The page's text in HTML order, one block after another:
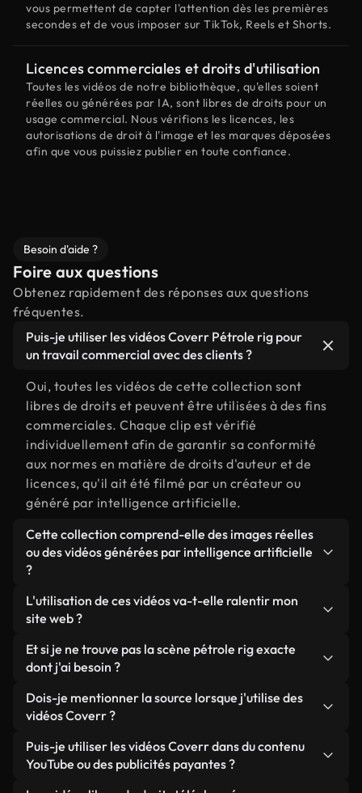
vous permettent de capter l'attention dès les premières
secondes et de vous imposer sur TikTok, Reels et Shorts.
Licences commerciales et droits d'utilisation
Toutes les vidéos de notre bibliothèque, qu'elles soient
réelles ou générées par IA, sont libres de droits pour un
usage commercial. Nous vérifions les licences, les
autorisations de droit à l'image et les marques déposées
afin que vous puissiez publier en toute confiance.
Besoin d'aide ?
Foire aux questions
Obtenez rapidement des réponses aux questions
fréquentes.
Puis-je utiliser les vidéos Coverr Pétrole rig pour
un travail commercial avec des clients ?
Oui, toutes les vidéos de cette collection sont
libres de droits et peuvent être utilisées à des fins
commerciales. Chaque clip est vérifié
individuellement afin de garantir sa conformité
aux normes en matière de droits d'auteur et de
licences, qu'il ait été filmé par un créateur ou
généré par intelligence artificielle.
Cette collection comprend-elle des images réelles
ou des vidéos générées par intelligence artificielle
?
Les deux. Il s'agit d'une bibliothèque hybride
composée de véritables images filmées par des
générées par IA. Chaque vidéo est clairement
identifiée afin que vous sachiez toujours ce que
vous utilisez.
L'utilisation de ces vidéos va-t-elle ralentir mon
site web ?
Sauf si vous choisissez nos versions optimisées.
Nous proposons des formats légers, prêts pour le
ils conservent une qualité élevée tout en
minimisant les temps de chargement et en
améliorant des indicateurs comme le LCP.
Et si je ne trouve pas la scène pétrole rig exacte
dont j'ai besoin ?
Vous pouvez en créer une instantanément avec
Coverr AI Studio. Il vous suffit de décrire la scène,
le Studio générera en quelques secondes une vidéo
personnalisée conforme à nos normes de licence.
Dois-je mentionner la source lorsque j'utilise des
vidéos Coverr ?
Aucune attribution n'est requise. Toutes les vidéos
de notre bibliothèque sont libres de droits et
Puis-je utiliser les vidéos Coverr dans du contenu
YouTube ou des publicités payantes ?
Oui. Toutes les séquences vidéo de Coverr peuvent